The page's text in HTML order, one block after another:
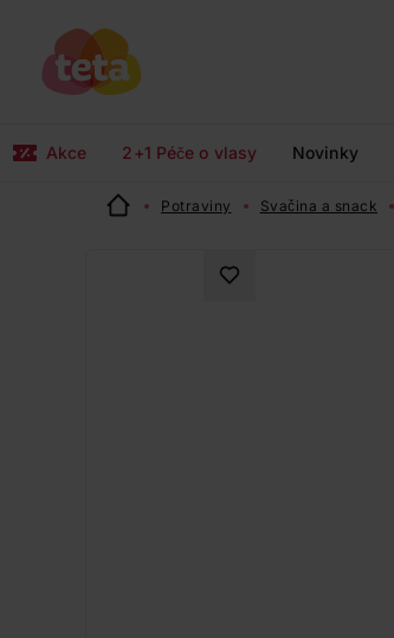
Akce 2+1 Péče o vlasy Novinky
Potraviny Svačina a snack